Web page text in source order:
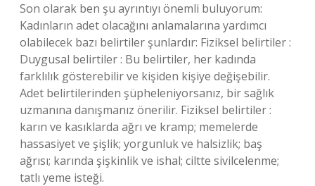
Son olarak ben şu ayrıntıyı önemli buluyorum:
Kadınların adet olacağını anlamalarına yardımcı
olabilecek bazı belirtiler şunlardır: Fiziksel belirtiler :
Duygusal belirtiler : Bu belirtiler, her kadında
farklılık gösterebilir ve kişiden kişiye değişebilir.
Adet belirtilerinden şüpheleniyorsanız, bir sağlık
uzmanına danışmanız önerilir. Fiziksel belirtiler :
karın ve kasıklarda ağrı ve kramp; memelerde
hassasiyet ve şişlik; yorgunluk ve halsizlik; baş
ağrısı; karında şişkinlik ve ishal; ciltte sivilcelenme;
tatlı yeme isteği.